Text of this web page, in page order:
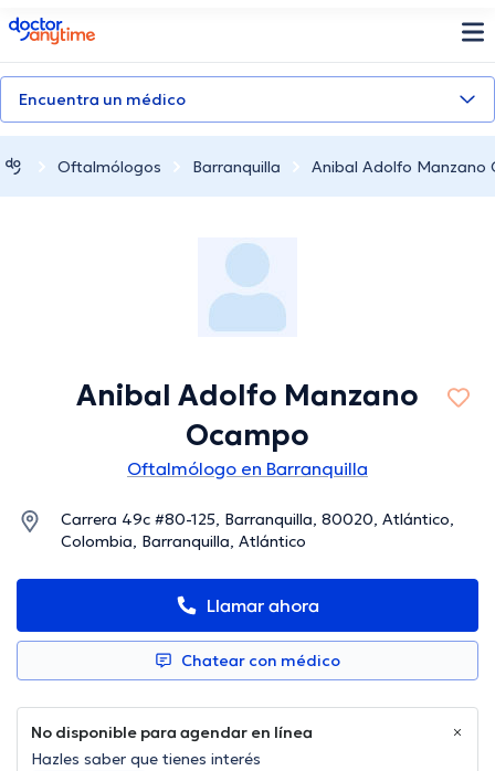
doctoranytime
Encuentra un médico
Oftalmólogos Barranquilla Anibal Adolfo Manzano
Anibal Adolfo Manzano
Ocampo
Oftalmólogo en Barranquilla
Carrera 49c #80-125, Barranquilla, 80020, Atlántico,
Colombia, Barranquilla, Atlántico
Llamar ahora
Chatear con médico
No disponible para agendar en línea
Hazles saber que tienes interés